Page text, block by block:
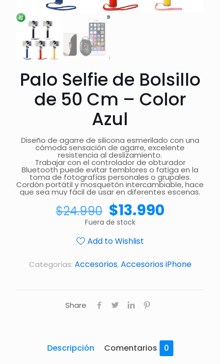
Palo Selfie de Bolsillo
de 50 Cm – Color
Azul
Diseño de agarre de silicona esmerilado con una
cómoda sensación de agarre, excelente
resistencia al deslizamiento.
Trabajar con el controlador de obturador
Bluetooth puede evitar temblores o fatiga en la
toma de fotografías personales o grupales.
Cordón portátil y mosquetón intercambiable, hace
que sea muy fácil de usar en diferentes escenas.
$24.990 $13.990
Fuera de stock
Add to Wishlist
Categorías: Accesorios,Accesorios iPhone
Share
Descripción Comentarios 0